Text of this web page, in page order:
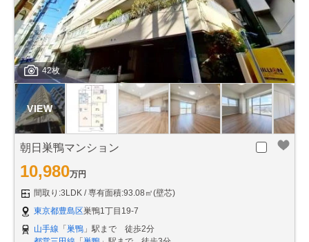
42枚
朝日巣鴨マンション
10,980万円
間取り:3LDK
専有面積:93.08㎡(壁芯)
東京都豊島区巣鴨1丁目19-7
山手線 「 巣鴨 」駅まで 徒歩2分